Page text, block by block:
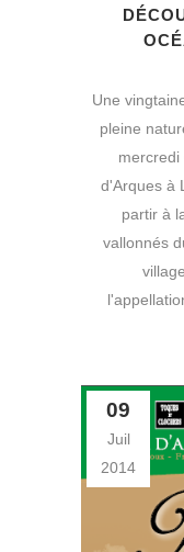
Une
pleine
mercredi
d'Arques à
partir à
vallonnés
09
Juil
2014